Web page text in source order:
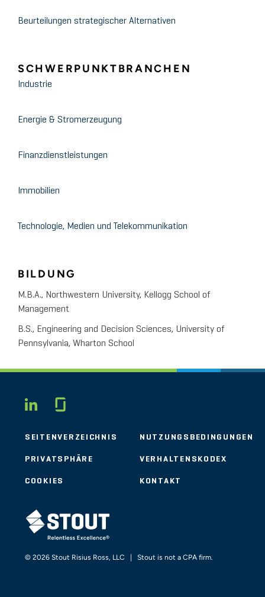
Beurteilungen strategischer Alternativen
SCHWERPUNKTBRANCHEN
Industrie
Energie & Stromerzeugung
Finanzdienstleistungen
Immobilien
Technologie, Medien und Telekommunikation
BILDUNG
M.B.A., Northwestern University, Kellogg School of
Management
B.S., Engineering and Decision Sciences, University of
Pennsylvania, Wharton School
LINKEDIN
SEITENVERZEICHNIS NUTZUNGSBEDINGUNGEN
PRIVATSPHÄRE VERHALTENSKODEX
COOKIES KONTAKT
STOUT LOGO
© 2026 Stout Risius Ross, LLC | Stout is not a CPA firm.